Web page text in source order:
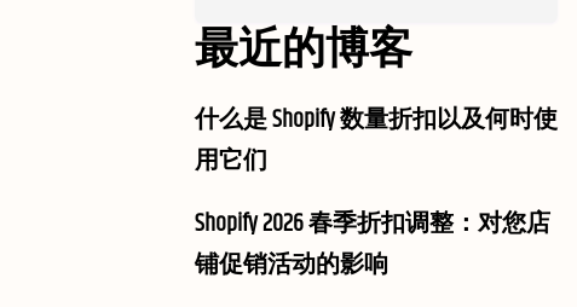
最近的博客
什么是 Shopify 数量折扣以及何时使
用它们
Shopify 2026 春季折扣调整：对您店
铺促销活动的影响